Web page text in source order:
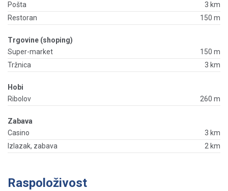
Pošta
3 km
Restoran
150 m
Trgovine (shoping)
Super-market
150 m
Tržnica
3 km
Hobi
Ribolov
260 m
Zabava
Casino
3 km
Izlazak, zabava
2 km
Raspoloživost